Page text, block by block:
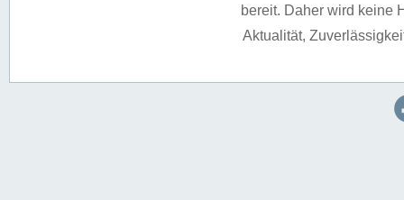
bereit. Daher wird keine
Aktualität,